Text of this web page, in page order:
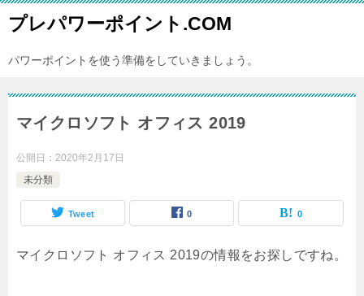
プレパワーポイント.COM
パワーポイントを使う準備をしていきましょう。
マイクロソフト オフィス 2019
公開日： 2020年2月17日
未分類
Tweet 0 0
マイクロソフト オフィス 2019の情報をお探しですね。